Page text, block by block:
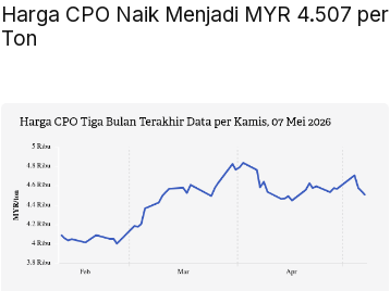
Harga CPO Naik Menjadi MYR 4.507 per
Ton